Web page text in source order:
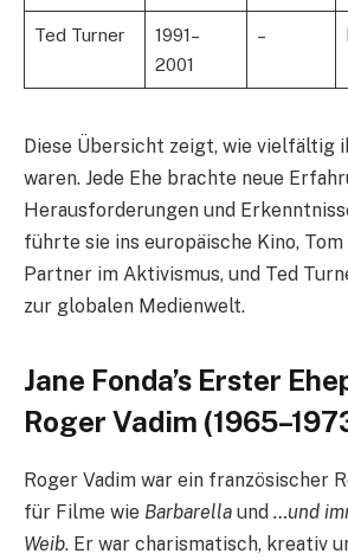
Ted Turner
1991–
2001
–
Diese Übersicht zeigt, wie vielfältig
waren. Jede Ehe brachte neue
Herausforderungen und
führte sie ins europäische Kino,
Partner im Aktivismus, und Ted
zur globalen Medienwelt.
Jane Fonda’s Erster
Roger Vadim
Roger Vadim war ein französischer
für Filme wie Barbarella und …und
Weib. Er war charismatisch, kreativ